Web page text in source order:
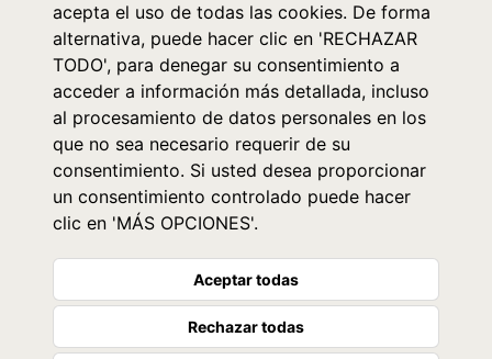
acepta el uso de todas las cookies. De forma
alternativa, puede hacer clic en 'RECHAZAR
TODO', para denegar su consentimiento a
acceder a información más detallada, incluso
al procesamiento de datos personales en los
que no sea necesario requerir de su
consentimiento. Si usted desea proporcionar
un consentimiento controlado puede hacer
clic en 'MÁS OPCIONES'.
Aceptar todas
Rechazar todas